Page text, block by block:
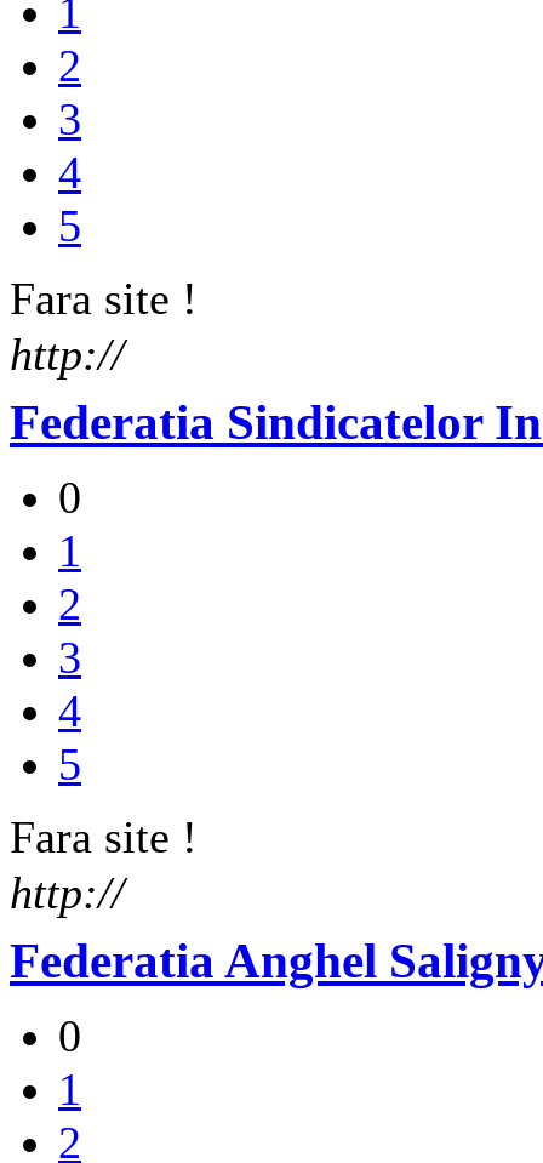
1
2
3
4
5
Fara site !
http://
Federatia Sindicatelor
0
1
2
3
4
5
Fara site !
http://
Federatia Anghel
0
1
2